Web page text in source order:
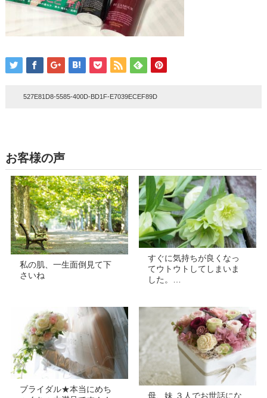
527E81D8-5585-400D-BD1F-E7039ECEF89D
お客様の声
私の肌、一生面倒見て下
さいね
すぐに気持ちが良くなっ
てウトウトしてしまいま
した。…
ブライダル★本当にめち
母、妹 ３人でお世話にな